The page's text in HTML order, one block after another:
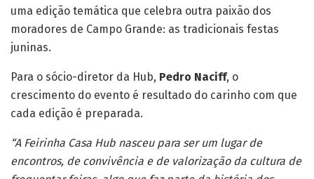
uma edição temática que celebra outra paixão dos
moradores de Campo Grande: as tradicionais festas
juninas.
Para o sócio-diretor da Hub, Pedro Naciff, o
crescimento do evento é resultado do carinho com que
cada edição é preparada.
“A Feirinha Casa Hub nasceu para ser um lugar de
encontros, de convivência e de valorização da cultura de